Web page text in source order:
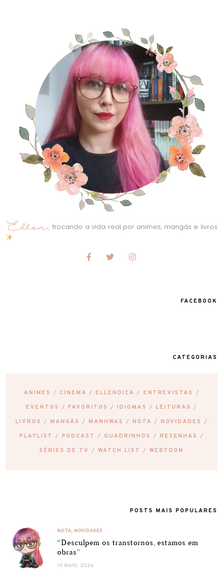
trocando a vida real por animes, mangás e livros
FACEBOOK
CATEGORIAS
ANIMES CINEMA ELLENDICA ENTREVISTAS
EVENTOS FAVORITOS IDIOMAS LEITURAS
LIVROS MANGÁS MANHWAS NOTA NOVIDADES
PLAYLIST PODCAST QUADRINHOS RESENHAS
SÉRIES DE TV WATCH LIST WEBTOON
POSTS MAIS POPULARES
NOTA,NOVIDADES
“Desculpem os transtornos, estamos em
obras”
19 MAIO, 2026